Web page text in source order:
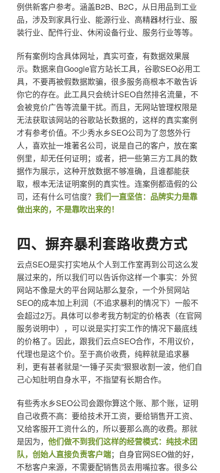
例供新客户参考。涵盖B2B、B2C，从日用品到工业
品，涉及到家具行业、能源行业、高精器材行业、服
装行业、配件行业、休闲设备行业、服务行业等等。
所有案例均含具体网址，真实可查，有数据效果展
示。数据来自Google官方站长工具，谷歌SEO必用工
具，不要再被假数据欺骗，很多服务商根本不敢告诉
你它的存在。此工具只会统计SEO自然排名流量，不
会被竞价广告等流量干扰。而且，无网站管理权限是
无法获取该网站的谷歌站长数据的，这样的真实案例
才有参考价值。不少秀水乡SEO公司为了忽悠外行
人，喜欢扯一堆著名公司，说是自己的客户，放在案
例里，却无任何证明；或者，把一些第三方工具的数
据作为展示，这种开放数据不够准确，且谁都能获
取，根本无法证明案例的真实性。连案例都造假的公
司，还有什么可信度？ 我们一直坚信：品牌实力是靠
做出来的，不是靠吹出来的！
四、摒弃暴利套路收费方式
云点SEO是实打实地从个人到工作室再到公司这么发
展过来的，所以我们可以告诉你这样一个事实：外贸
网站不像是大的平台网站那么复杂，一个外贸网站
SEO的成本加上利润（不追求暴利的情况下）一般不
会超过2万。具体可以参考我方制定的价格表（在官网
服务说明中），可以说是实打实工作的情况下最底线
的价格了。因此，跟我们云点SEO合作，不用议价，
代理也是这个价。至于高价收费，纯粹就是追求暴
利，更有甚者就是“一锤子买卖”狠狠收割一波，他们自
己心知肚明自身水平，不指望有长期合作。
有些秀水乡SEO公司会跟你算这个账、那个账，证明
自己收费不高：要给技术开工资，要给销售开工资、
又给客服开工资什么的，所以要那么高的收费。那就
是因为， 他们做不到我们这样的经营模式：纯技术团
队，创始人直接负责客户端；自身官网SEO做的好，
不愁客户来源，不需要配销售员去用嘴拉客。很多公